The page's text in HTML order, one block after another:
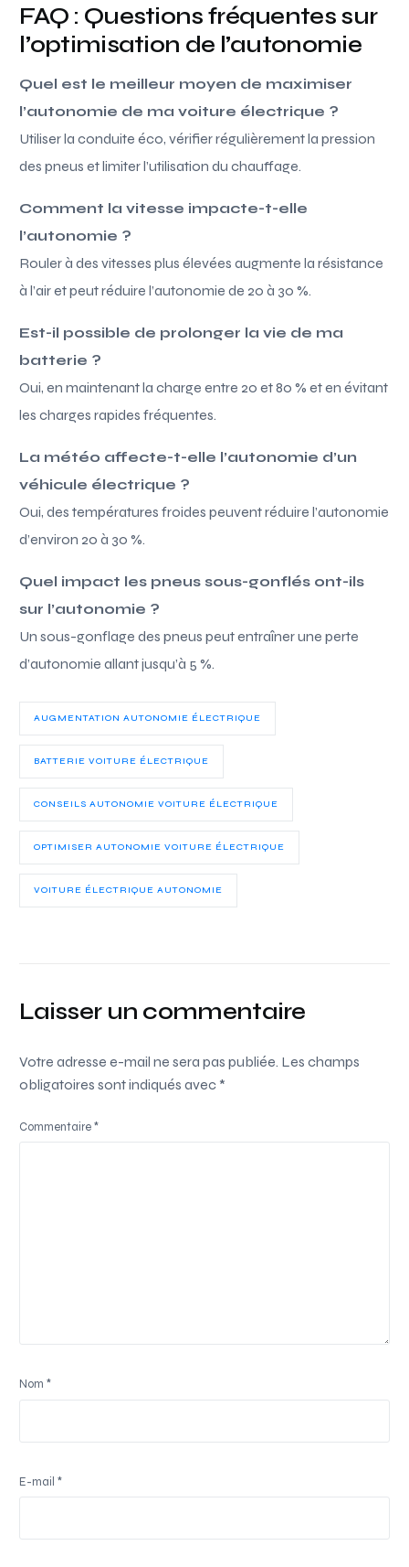
FAQ : Questions fréquentes sur
l’optimisation de l’autonomie
Quel est le meilleur moyen de maximiser
l’autonomie de ma voiture électrique ?
Utiliser la conduite éco, vérifier régulièrement la pression
des pneus et limiter l’utilisation du chauffage.
Comment la vitesse impacte-t-elle
l’autonomie ?
Rouler à des vitesses plus élevées augmente la résistance
à l’air et peut réduire l’autonomie de 20 à 30 %.
Est-il possible de prolonger la vie de ma
batterie ?
Oui, en maintenant la charge entre 20 et 80 % et en évitant
les charges rapides fréquentes.
La météo affecte-t-elle l’autonomie d’un
véhicule électrique ?
Oui, des températures froides peuvent réduire l’autonomie
d’environ 20 à 30 %.
Quel impact les pneus sous-gonflés ont-ils
sur l’autonomie ?
Un sous-gonflage des pneus peut entraîner une perte
d’autonomie allant jusqu’à 5 %.
AUGMENTATION AUTONOMIE ÉLECTRIQUE
BATTERIE VOITURE ÉLECTRIQUE
CONSEILS AUTONOMIE VOITURE ÉLECTRIQUE
OPTIMISER AUTONOMIE VOITURE ÉLECTRIQUE
VOITURE ÉLECTRIQUE AUTONOMIE
Laisser un commentaire
Votre adresse e-mail ne sera pas publiée. Les champs
obligatoires sont indiqués avec *
Commentaire*
Nom*
E-mail*